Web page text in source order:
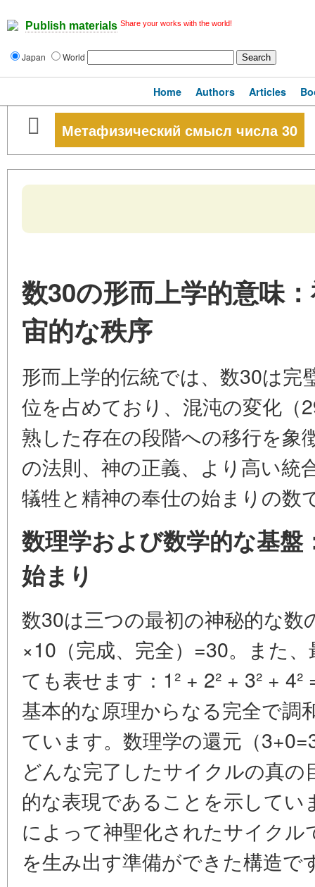
Publish materials Share your works with the world!
Japan World
Home Authors Articles
Метафизический смысл числа 30
数30の形而上学的意味
宙的な秩序
形而上学的伝統では、数30は
位を占めており、混沌の変化（
熟した存在の段階への移行を象
の法則、神の正義、より高い統
犠牲と精神の奉仕の始まりの数
数理学および数学的な基
始まり
数30は三つの最初の神秘的な数
×10（完成、完全）=30。また
ても表せます：1² + 2² + 3² +
基本的な原理からなる完全で調
ています。数理学の還元（
どんな完了したサイクルの真
的な表現であることを示して
によって神聖化されたサイク
を生み出す準備ができた構造で